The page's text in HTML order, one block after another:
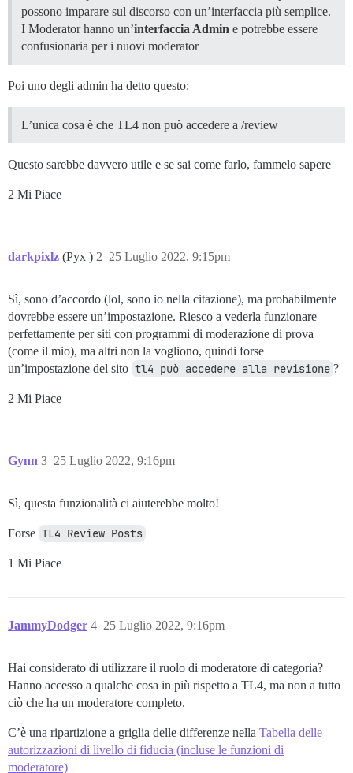
possono imparare sul discorso con un’interfaccia più semplice.
I Moderator hanno un’interfaccia Admin e potrebbe essere
confusionaria per i nuovi moderator
Poi uno degli admin ha detto questo:
L’unica cosa è che TL4 non può accedere a /review
Questo sarebbe davvero utile e se sai come farlo, fammelo sapere
2 Mi Piace
darkpixlz (Pyx ) 25 Luglio 2022, 9:15pm
2
Sì, sono d’accordo (lol, sono io nella citazione), ma probabilmente
dovrebbe essere un’impostazione. Riesco a vederla funzionare
perfettamente per siti con programmi di moderazione di prova
(come il mio), ma altri non la vogliono, quindi forse
un’impostazione del sito tl4 può accedere alla revisione ?
2 Mi Piace
Gynn 25 Luglio 2022, 9:16pm
3
Sì, questa funzionalità ci aiuterebbe molto!
Forse TL4 Review Posts
1 Mi Piace
JammyDodger 25 Luglio 2022, 9:16pm
4
Hai considerato di utilizzare il ruolo di moderatore di categoria?
Hanno accesso a qualche cosa in più rispetto a TL4, ma non a tutto
ciò che ha un moderatore completo.
C’è una ripartizione a griglia delle differenze nella Tabella delle
autorizzazioni di livello di fiducia (incluse le funzioni di
moderatore)